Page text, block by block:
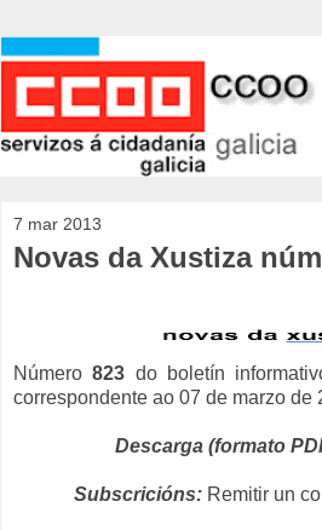
7 mar 2013
Novas da Xustiza
Número823 do boletín
correspondente ao 07 de marzo de
Descarga (formato
Subscricións: Remitir un